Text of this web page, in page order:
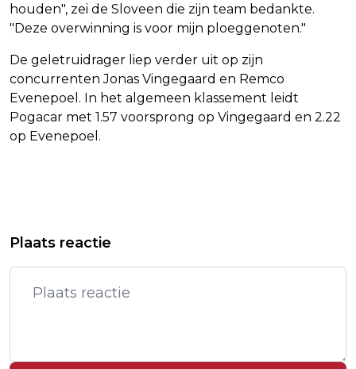
houden", zei de Sloveen die zijn team bedankte.
"Deze overwinning is voor mijn ploeggenoten."
De geletruidrager liep verder uit op zijn
concurrenten Jonas Vingegaard en Remco
Evenepoel. In het algemeen klassement leidt
Pogacar met 1.57 voorsprong op Vingegaard en 2.22
op Evenepoel.
UIT MET RITZEGE OP PLA D'ADET
KREJCIKOVA TREEDT IN VOETSPOREN
VAN MENTOR NOVOTNA
Plaats reactie